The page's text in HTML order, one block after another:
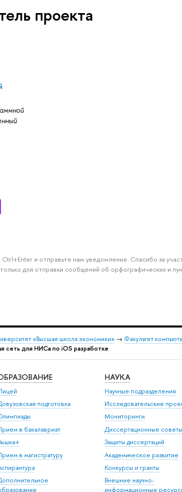
проекта
и отправьте нам уведомление. Спасибо за
для отправки сообщений об орфографических и
«Высшая школа экономики» → Факультет
сеть для НИСа по iOS разработке
подготовка
в бакалавриат
в магистратуру
НАУКА
Научные подразделения
Исследовательские
Мониторинги
Диссертационные советы
Защиты диссертаций
Академическое развитие
Конкурсы и гранты
Внешние научно-
информационные